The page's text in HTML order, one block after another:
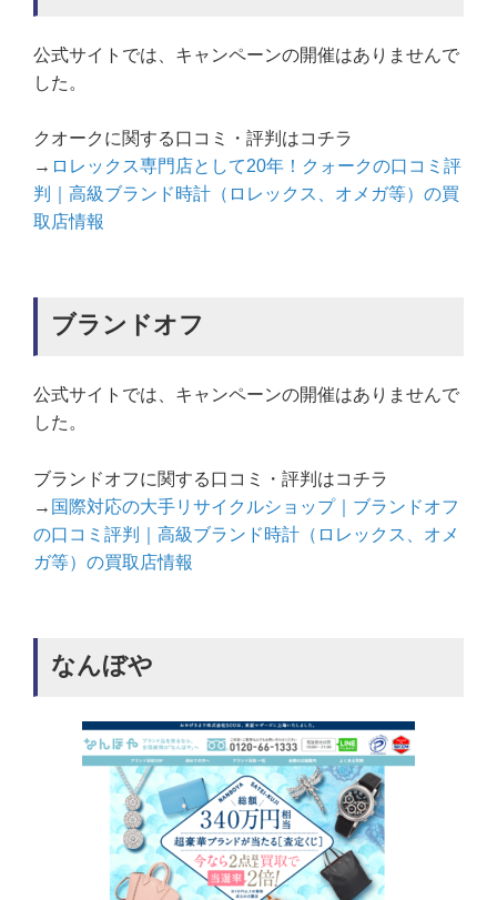
公式サイトでは、キャンペーンの開催はありませんで
した。
クオークに関する口コミ・評判はコチラ
→ ロレックス専門店として20年！クォークの口コミ評
判｜高級ブランド時計（ロレックス、オメガ等）の買
取店情報
ブランドオフ
公式サイトでは、キャンペーンの開催はありませんで
した。
ブランドオフに関する口コミ・評判はコチラ
→ 国際対応の大手リサイクルショップ｜ブランドオフ
の口コミ評判｜高級ブランド時計（ロレックス、オメ
ガ等）の買取店情報
なんぼや